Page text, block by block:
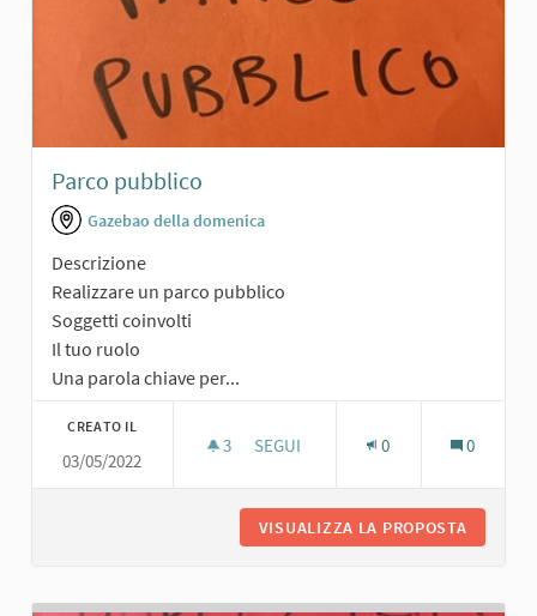
Parco pubblico
Gazebao della domenica
Descrizione
Realizzare un parco pubblico
Soggetti coinvolti
Il tuo ruolo
Una parola chiave per...
CREATO IL
03/05/2022
3 3 SOSTENITORI
SEGUI 0 0
VISUALIZZA LA PROPOSTA